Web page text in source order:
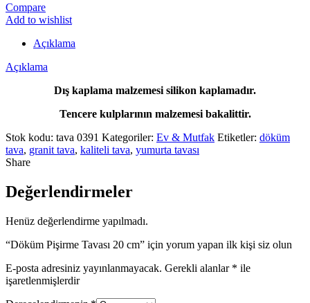
Compare
Add to wishlist
Açıklama
Açıklama
Dış kaplama malzemesi silikon kaplamadır.
Tencere kulplarının malzemesi bakalittir.
Stok kodu: tava 0391 Kategoriler: Ev & Mutfak Etiketler: döküm
tava, granit tava, kaliteli tava, yumurta tavası
Share
Değerlendirmeler
Henüz değerlendirme yapılmadı.
“Döküm Pişirme Tavası 20 cm” için yorum yapan ilk kişi siz olun
E-posta adresiniz yayınlanmayacak. Gerekli alanlar * ile
işaretlenmişlerdir